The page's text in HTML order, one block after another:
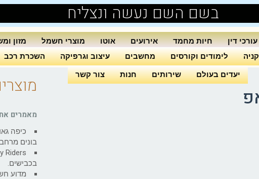
בשם השם נעשה ונצליח
עורכי דין חיות מחמד אירועים אוטו מוצרי חשמל מזון
לימודים וקורסים מחשבים עיצוב וגרפיקה השכרת רכב
יעדים בעולם שירותים חנות צור קשר
מאמרים
כיפה
בונים
בכבישים.
מדוע